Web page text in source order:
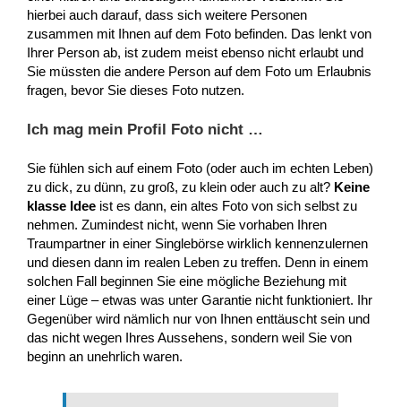
hierbei auch darauf, dass sich weitere Personen
zusammen mit Ihnen auf dem Foto befinden. Das lenkt von
Ihrer Person ab, ist zudem meist ebenso nicht erlaubt und
Sie müssten die andere Person auf dem Foto um Erlaubnis
fragen, bevor Sie dieses Foto nutzen.
Ich mag mein Profil Foto nicht …
Sie fühlen sich auf einem Foto (oder auch im echten Leben)
zu dick, zu dünn, zu groß, zu klein oder auch zu alt? Keine
klasse Idee ist es dann, ein altes Foto von sich selbst zu
nehmen. Zumindest nicht, wenn Sie vorhaben Ihren
Traumpartner in einer Singlebörse wirklich kennenzulernen
und diesen dann im realen Leben zu treffen. Denn in einem
solchen Fall beginnen Sie eine mögliche Beziehung mit
einer Lüge – etwas was unter Garantie nicht funktioniert. Ihr
Gegenüber wird nämlich nur von Ihnen enttäuscht sein und
das nicht wegen Ihres Aussehens, sondern weil Sie von
beginn an unehrlich waren.